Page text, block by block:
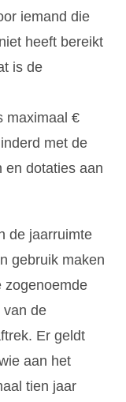
iemand die
heeft bereikt
is de
maximaal €
met de
en dotaties aan
de jaarruimte
gebruik maken
zogenoemde
van de
Er geldt
aan het
tien jaar